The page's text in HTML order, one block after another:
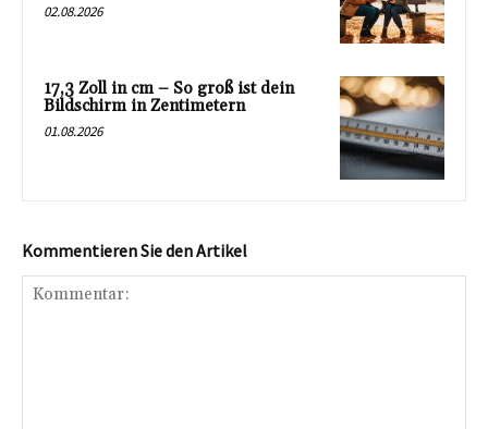
02.08.2026
17,3 Zoll in cm – So groß ist dein
Bildschirm in Zentimetern
01.08.2026
Kommentieren Sie den Artikel